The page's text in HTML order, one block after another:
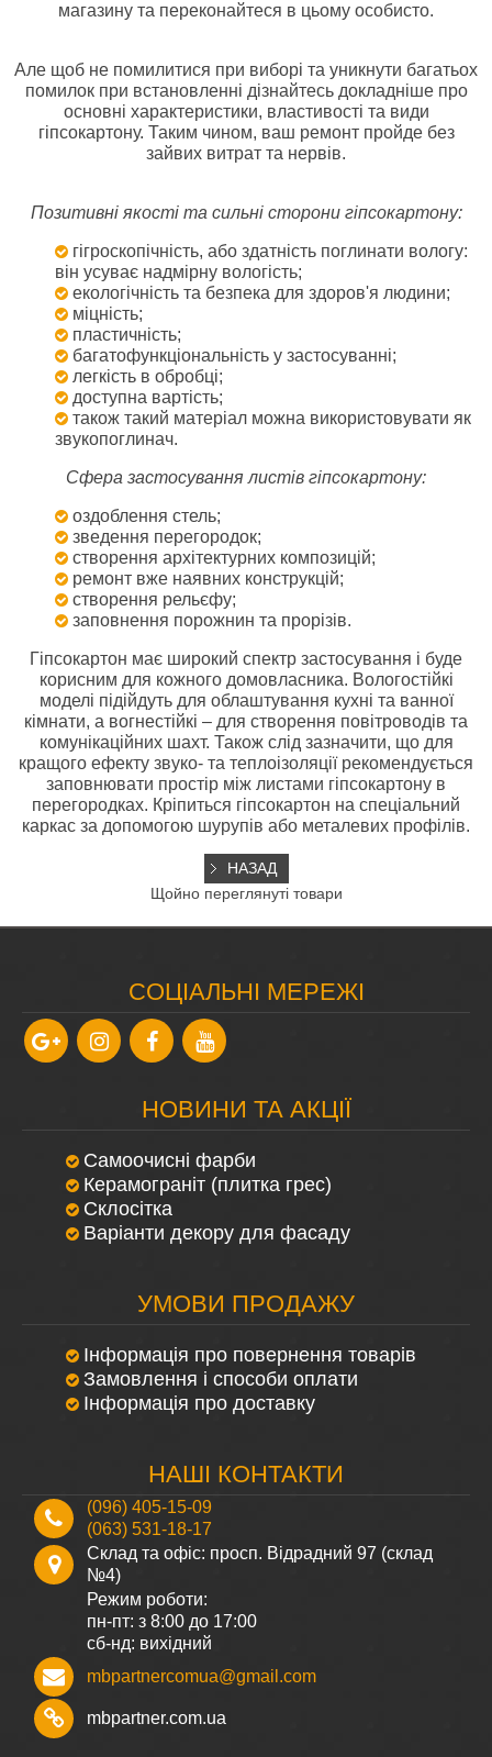
магазину та переконайтеся в цьому особисто.
Але щоб не помилитися при виборі та уникнути багатьох
помилок при встановленні дізнайтесь докладніше про
основні характеристики, властивості та види
гіпсокартону. Таким чином, ваш ремонт пройде без
зайвих витрат та нервів.
Позитивні якості та сильні сторони гіпсокартону:
гігроскопічність, або здатність поглинати вологу:
він усуває надмірну вологість;
екологічність та безпека для здоров'я людини;
міцність;
пластичність;
багатофункціональність у застосуванні;
легкість в обробці;
доступна вартість;
також такий матеріал можна використовувати як
звукопоглинач.
Сфера застосування листів гіпсокартону:
оздоблення стель;
зведення перегородок;
створення архітектурних композицій;
ремонт вже наявних конструкцій;
створення рельєфу;
заповнення порожнин та прорізів.
Гіпсокартон має широкий спектр застосування і буде
корисним для кожного домовласника. Вологостійкі
моделі підійдуть для облаштування кухні та ванної
кімнати, а вогнестійкі – для створення повітроводів та
комунікаційних шахт. Також слід зазначити, що для
кращого ефекту звуко- та теплоізоляції рекомендується
заповнювати простір між листами гіпсокартону в
перегородках. Кріпиться гіпсокартон на спеціальний
каркас за допомогою шурупів або металевих профілів.
Щойно переглянуті товари
CОЦІАЛЬНІ МЕРЕЖІ
НОВИНИ ТА АКЦІЇ
Самоочисні фарби
Керамограніт (плитка грес)
Склосітка
Варіанти декору для фасаду
УМОВИ ПРОДАЖУ
Інформація про повернення товарів
Замовлення і способи оплати
Інформація про доставку
НАШІ КОНТАКТИ
(096) 405-15-09
(063) 531-18-17
Склад та офіс: просп. Відрадний 97 (склад
№4)
Режим роботи:
пн-пт: з 8:00 до 17:00
сб-нд: вихідний
mbpartnercomua@gmail.com
mbpartner.com.ua